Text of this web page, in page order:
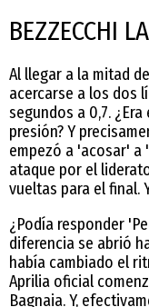
BEZZECCHI
Al llegar a la mitad
acercarse a los dos
segundos a 0,7.
presión? Y
empezó a 'acosar' a
ataque por el
vueltas para el final.
¿Podía responder
diferencia se abrió
había cambiado el
Aprilia oficial
Bagnaia. Y,